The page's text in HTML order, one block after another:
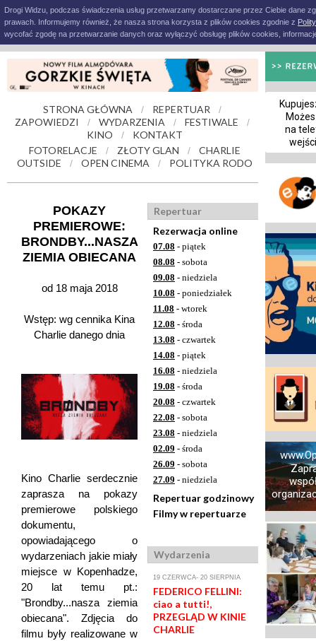
Drogi Widzu, podczas świadczenia usług przetwarzamy dostarczane przez Ciebie dane
prawach. Informujemy również, że nasza strona korzysta z plików cookies zgodnie z
wycofać zgodę na przetwarzanie danych oraz wyłączyć obsługę plików cookies,
STRONA GŁÓWNA / REPERTUAR /
ZAPOWIEDZI / WYDARZENIA / FESTIWALE /
KINO /
KONTAKT
FOTORELACJE
/ ZŁOTY GLAN /
CHARLIE
OUTSIDE
/ OPEN CINEMA / POLITYKA RODO
POKAZY
PREMIEROWE:
BRONDBY...NASZA
ZIEMIA OBIECANA
od 18 maja 2018
Wstęp: wg cennika Kina
Charlie danego dnia
Kino Charlie serdecznie
zaprasza na pokazy
premierowe polskiego
dokumentu,
opowiadającego o
wydarzeniach jakie miały
miejsce w Kopenhadze,
20 lat temu pt.:
"Brondby...nasza ziemia
obiecana". Zdjęcia do
filmu były realizowane w
Repertuar
Rezerwacja online
07.08 - piątek
08.08 - sobota
09.08 - niedziela
10.08 - poniedziałek
11.08 - wtorek
12.08 - środa
13.08 - czwartek
14.08 - piątek
16.08 - niedziela
19.08 - środa
20.08 - czwartek
22.08 - sobota
23.08 - niedziela
02.09 - środa
26.09 - sobota
27.09 - niedziela
Repertuar godzinowy
Filmy w repertuarze
Wydarzenia
19 CZERWCA- 20 SIERPNIA
FEDERICO FELLINI:
ciao a tutti!,
PRZEGLĄD W KINIE
CHARLIE
na